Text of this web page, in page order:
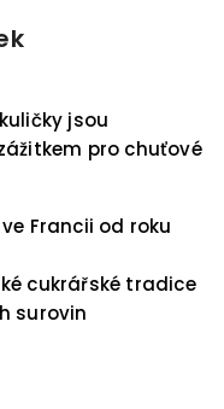
jsou
pro chuťové
Francii od roku
cukrářské tradice
surovin